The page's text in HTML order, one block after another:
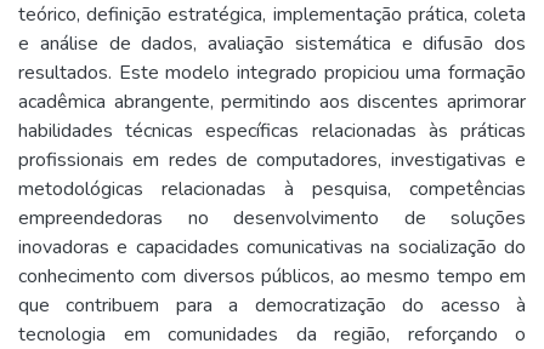
teórico, definição estratégica, implementação prática, coleta
e análise de dados, avaliação sistemática e difusão dos
resultados. Este modelo integrado propiciou uma formação
acadêmica abrangente, permitindo aos discentes aprimorar
habilidades técnicas específicas relacionadas às práticas
profissionais em redes de computadores, investigativas e
metodológicas relacionadas à pesquisa, competências
empreendedoras no desenvolvimento de soluções
inovadoras e capacidades comunicativas na socialização do
conhecimento com diversos públicos, ao mesmo tempo em
que contribuem para a democratização do acesso à
tecnologia em comunidades da região, reforçando o